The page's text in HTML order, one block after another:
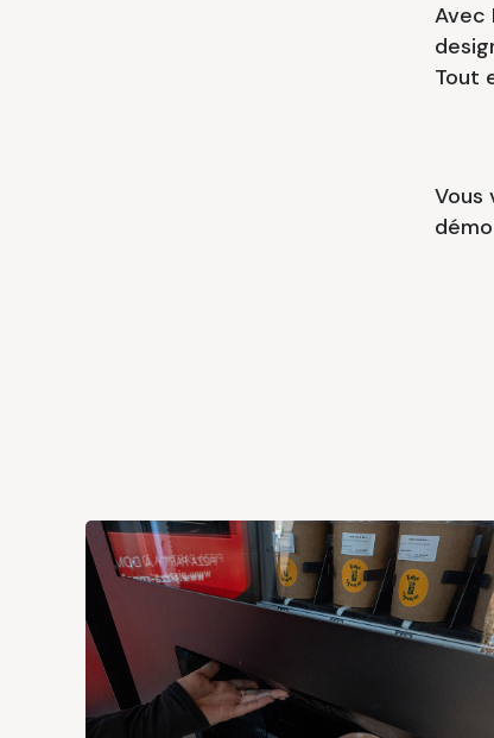
Avec
Tout
Vous